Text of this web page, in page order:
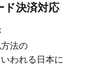
ド決済対応
法の​
われる​日本に​